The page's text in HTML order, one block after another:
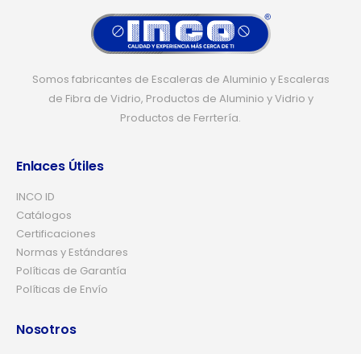
Somos fabricantes de Escaleras de Aluminio y Escaleras
de Fibra de Vidrio, Productos de Aluminio y Vidrio y
Productos de Ferrtería.
Enlaces Útiles
INCO ID
Catálogos
Certificaciones
Normas y Estándares
Políticas de Garantía
Políticas de Envío
Nosotros